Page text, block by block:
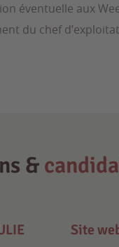
éventuelle aux
du chef
&
Site